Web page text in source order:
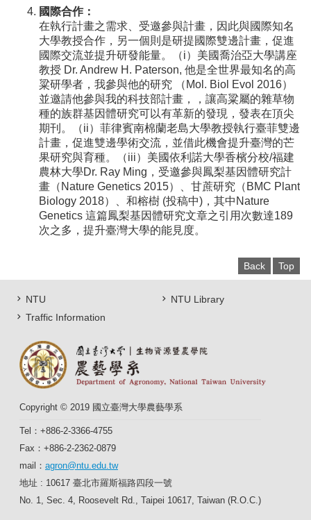
國際合作：
在執行計畫之需求、受邀參與計畫，因此與國際知名
大學教授合作，另一個則是研提國際雙邊計畫，促進
國際交流並提升研發能量。（i）美國喬治亞大學講座
教授 Dr. Andrew H. Paterson, 他是全世界最知名的高
粱研學者，我參與他的研究 （Mol. Biol Evol 2016）
並邀請他參與我的科技部計畫，，讓高粱屬的雜草物
種的族群基因體研究可以有革新的發現，發表在頂尖
期刊。（ii）菲律賓南棉蘭老島大學教授執行臺菲雙邊
計畫，促進雙邊學術交流，並借此機會提升臺灣的芒
果研究與育種。（iii）美國依利諾大學香檳分校/福建
農林大學Dr. Ray Ming，受邀參與鳳梨基因體研究計
畫（Nature Genetics 2015）、甘蔗研究（BMC Plant
Biology 2018）、和榕樹 (投稿中)，其中Nature
Genetics 這篇鳳梨基因體研究文章之引用次數達189
次之多，提升臺灣大學的能見度。
Back Top
NTU
NTU Library
Traffic Information
Copyright © 2019 國立臺灣大學農藝學系
Tel：+886-2-3366-4755
Fax：+886-2-2362-0879
mail： agron@ntu.edu.tw
地址 : 10617 臺北市羅斯福路四段一號
No. 1, Sec. 4, Roosevelt Rd., Taipei 10617, Taiwan (R.O.C.)